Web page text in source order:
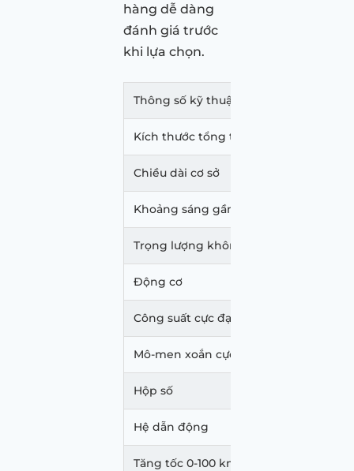
hàng dễ dàng
đánh giá trước
khi lựa chọn.
Thông số kỹ thuật
Kích thước tổng thể (DxRxC)
Chiều dài cơ sở
Khoảng sáng gầm xe
Trọng lượng không tải
Động cơ
Công suất cực đại
Mô-men xoắn cực đại
Hộp số
Hệ dẫn động
Tăng tốc 0-100 km/h